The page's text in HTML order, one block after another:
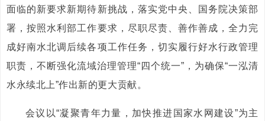
面临的新要求新期待新挑战，落实党中央、国务院决策部
署，按照水利部工作要求，尽职尽责、善作善成，全力完
成好南水北调后续各项工作任务，切实履行好水行政管理
职责，不断强化流域治理管理“四个统一”，为确保“一泓清
水永续北上”作出新的更大贡献。
会议以“凝聚青年力量，加快推进国家水网建设”为主